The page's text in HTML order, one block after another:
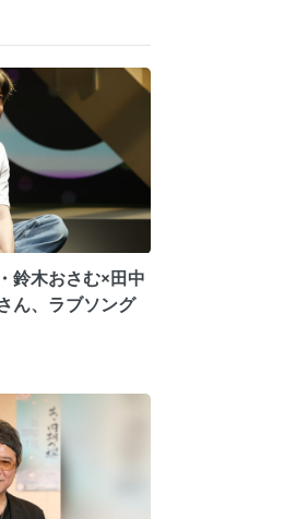
鈴木おさむ×田中
ん、ラブソング